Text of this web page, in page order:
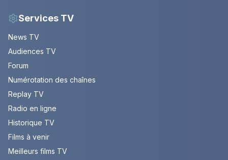
Services TV
News TV
Audiences TV
Forum
Numérotation des chaînes
Replay TV
Radio en ligne
Historique TV
Films à venir
Meilleurs films TV